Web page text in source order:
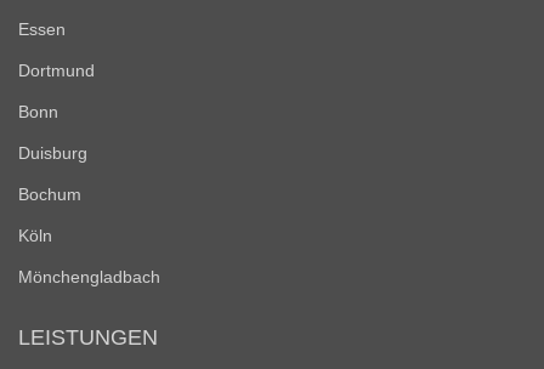
Essen
Dortmund
Bonn
Duisburg
Bochum
Köln
Mönchengladbach
LEISTUNGEN